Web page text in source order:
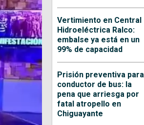
Vertimiento en Central
Hidroeléctrica Ralco:
embalse ya está en un
99% de capacidad
Prisión preventiva para
conductor de bus: la
pena que arriesga por
fatal atropello en
Chiguayante